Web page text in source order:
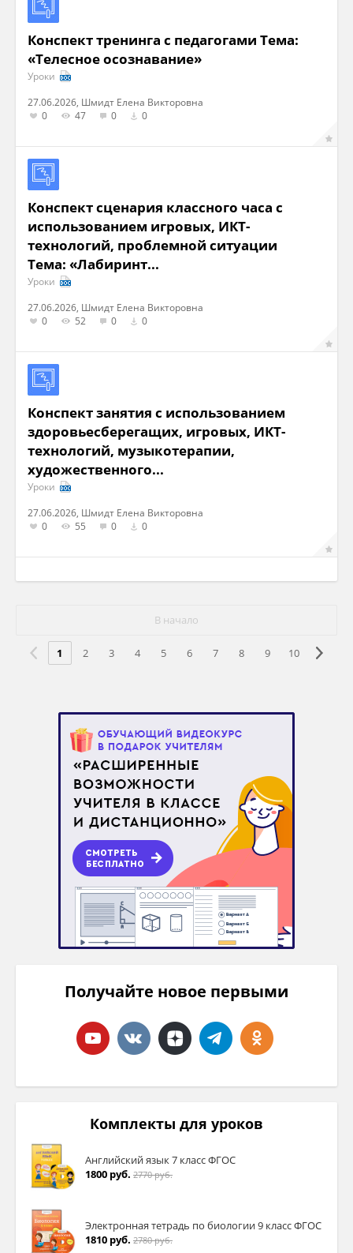
Конспект тренинга с педагогами Тема:
«Телесное осознавание»
Уроки
27.06.2026, Шмидт Елена Викторовна
0
47 0 0
Конспект сценария классного часа с
использованием игровых, ИКТ-
технологий, проблемной ситуации
Тема: «Лабиринт...
Уроки
27.06.2026, Шмидт Елена Викторовна
0
52 0 0
Конспект занятия с использованием
здоровьесберегащих, игровых, ИКТ-
технологий, музыкотерапии,
художественного...
Уроки
27.06.2026, Шмидт Елена Викторовна
0
55 0 0
В начало
1 2 3 4 5 6 7 8 9 10
Получайте новое первыми
Комплекты для уроков
Английский язык 7 класс ФГОС
1800 руб. 2770 руб.
Электронная тетрадь по биологии 9 класс ФГОС
1810 руб. 2780 руб.